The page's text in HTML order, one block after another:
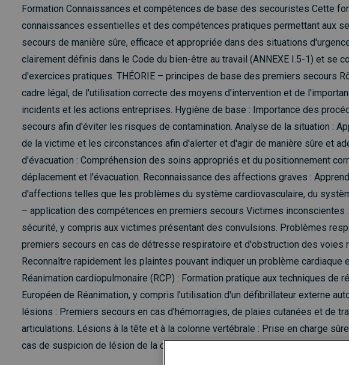
Formation Connaissances et compétences de base des secouristes Cette
connaissances essentielles et des compétences pratiques permettant aux
secours de manière sûre, efficace et appropriée dans des situations
clairement définis dans le Code du bien-être au travail (ANNEXE I.5-1) et se
d'exercices pratiques. THÉORIE – principes de base des premiers secours
cadre légal, de l'utilisation correcte des moyens d'intervention et de
incidents et les actions entreprises. Hygiène de base : Importance des
secours afin d'éviter les risques de contamination. Analyse de la situation :
de la victime et les circonstances afin d'alerter et d'agir de manière sûre et
d'évacuation : Compréhension des soins appropriés et du positionnement
déplacement et l'évacuation. Reconnaissance des affections graves :
d'affections telles que les problèmes du système cardiovasculaire, du
– application des compétences en premiers secours Victimes inconscientes
sécurité, y compris aux victimes présentant des convulsions. Problèmes
premiers secours en cas de détresse respiratoire et d'obstruction des voies
Reconnaître rapidement les plaintes pouvant indiquer un problème cardiaque
Réanimation cardiopulmonaire (RCP) : Formation pratique aux techniques de
Européen de Réanimation, y compris l'utilisation d'un défibrillateur externe
lésions : Premiers secours en cas d'hémorragies, de plaies cutanées et de
articulations. Lésions à la tête et à la colonne vertébrale : Prise en charge
cas de suspicion de lésion de la colonne vertébrale…